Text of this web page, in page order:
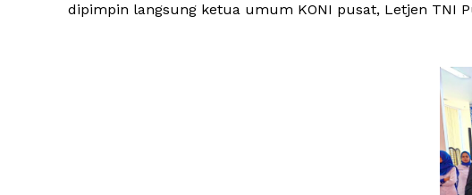
dipimpin langsung ketua umum KONI pusat, Letjen TNI